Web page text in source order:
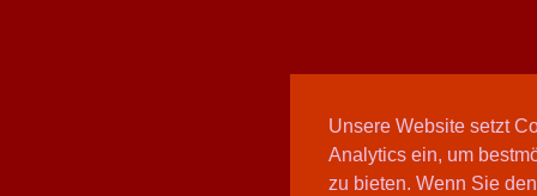
Unsere Website setzt
Analytics ein, um
zu bieten. Wenn Sie